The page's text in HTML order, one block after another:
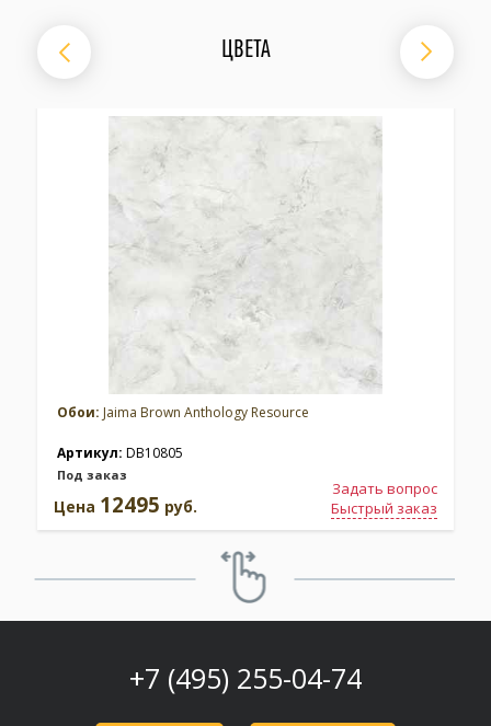
ЦВЕТА
Обои: Jaima Brown Anthology Resource
Артикул: DB10805
Под заказ
Задать вопрос
Быстрый заказ
Цена 12495 руб.
+7 (495) 255-04-74